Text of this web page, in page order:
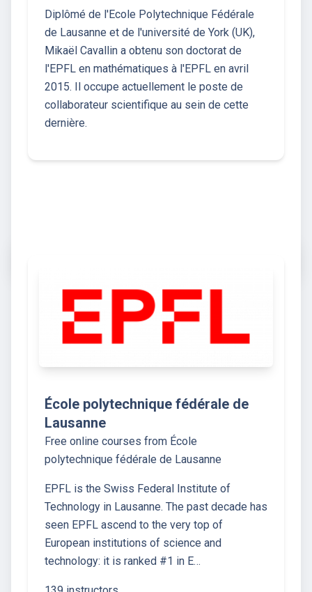
Diplômé de l'Ecole Polytechnique Fédérale
de Lausanne et de l'université de York (UK),
Mikaël Cavallin a obtenu son doctorat de
l'EPFL en mathématiques à l'EPFL en avril
2015. Il occupe actuellement le poste de
collaborateur scientifique au sein de cette
dernière.
École polytechnique fédérale de
Lausanne
Free online courses from École
polytechnique fédérale de Lausanne
EPFL is the Swiss Federal Institute of
Technology in Lausanne. The past decade has
seen EPFL ascend to the very top of
European institutions of science and
technology: it is ranked #1 in E…